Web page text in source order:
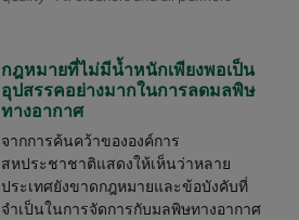
กฎหมายที่ไม่มีน้ำหนักเพียงพอเป็น
อุปสรรคอย่างมากในการลดมลพิษ
ทางอากาศ
จากการค้นคว้าขององค์การ
สหประชาชาติแสดงให้เห็นว่าหลาย
ประเทศยังขาดกฎหมายและข้อบังคับที่
จำเป็นในการจัดการกับมลพิษทางอากาศ